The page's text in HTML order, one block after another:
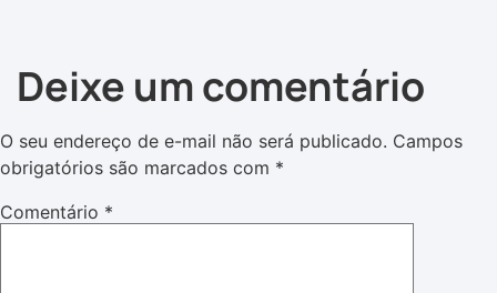
Deixe um comentário
O seu endereço de e-mail não será publicado. Campos
obrigatórios são marcados com *
Comentário *